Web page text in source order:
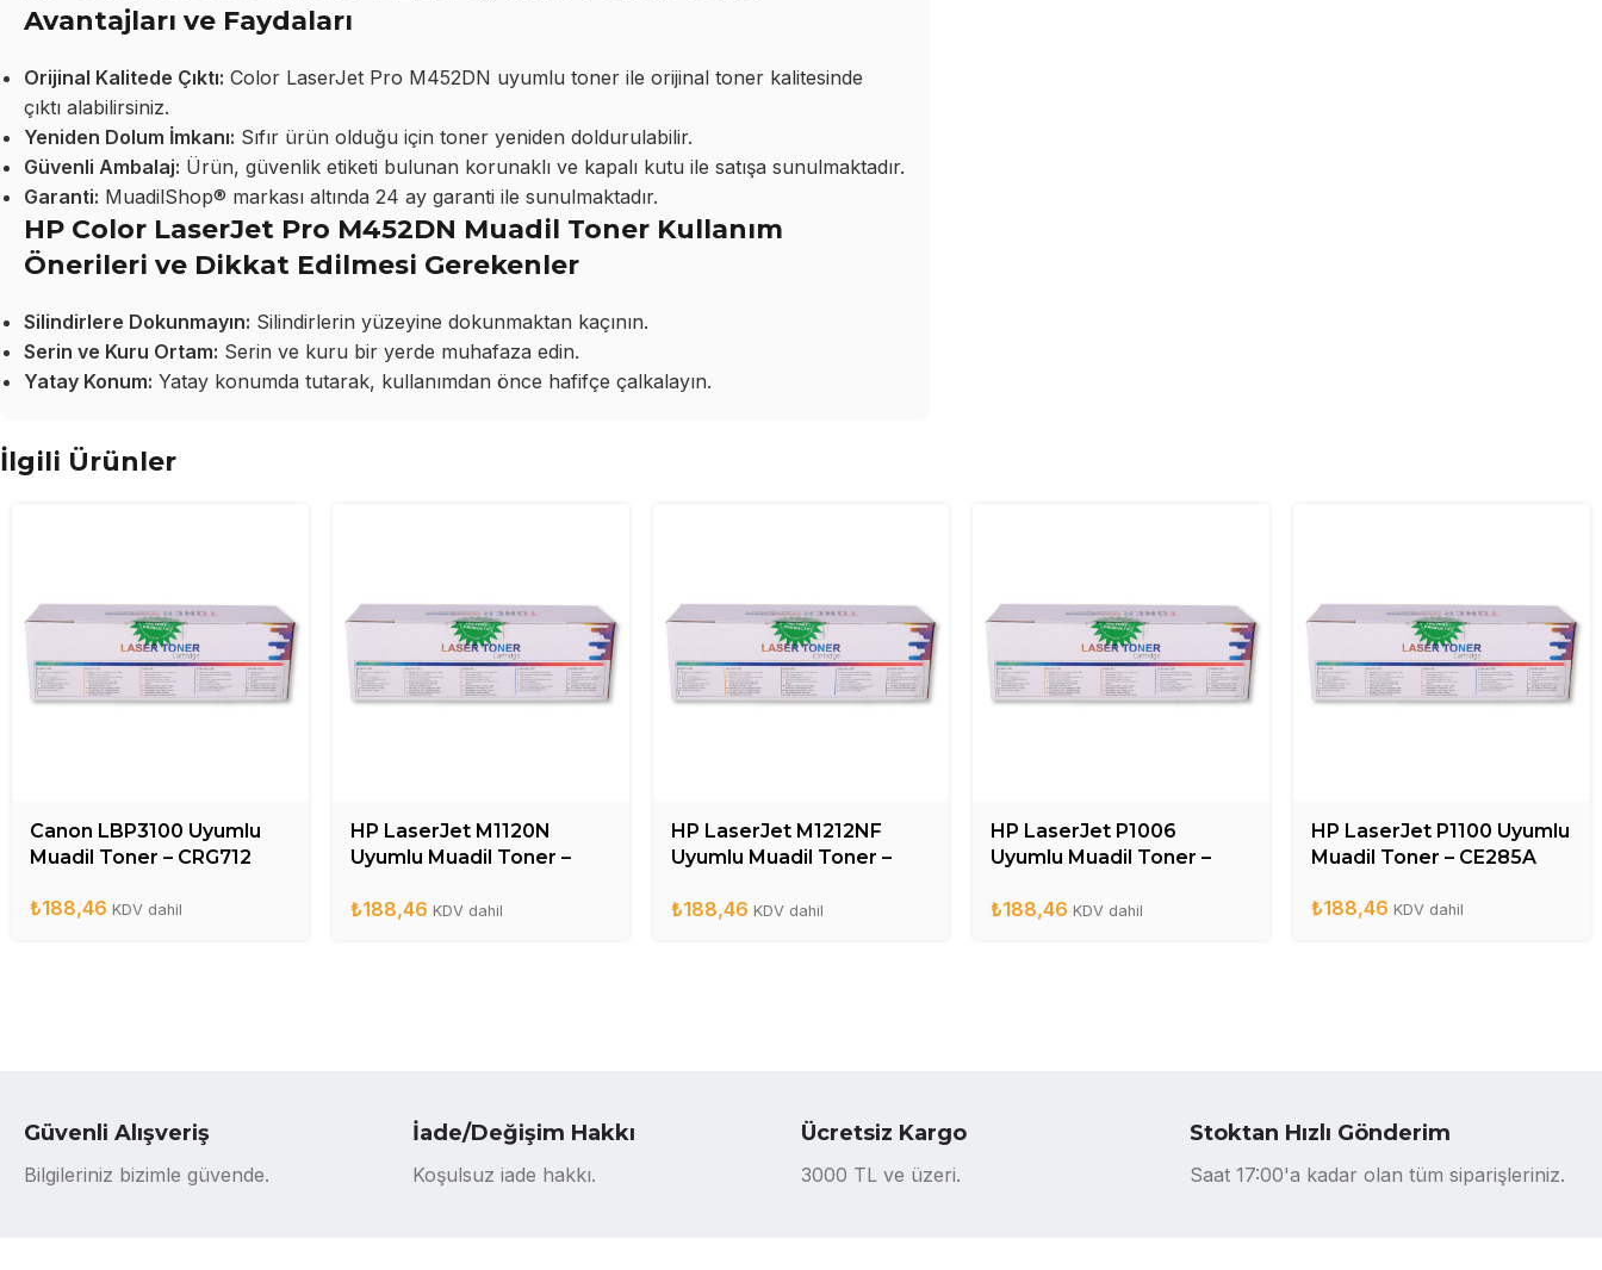
Avantajları ve Faydaları
Orijinal Kalitede Çıktı: Color LaserJet Pro M452DN uyumlu toner ile orijinal toner kalitesinde
çıktı alabilirsiniz.
Yeniden Dolum İmkanı: Sıfır ürün olduğu için toner yeniden doldurulabilir.
Güvenli Ambalaj: Ürün, güvenlik etiketi bulunan korunaklı ve kapalı kutu ile satışa sunulmaktadır.
Garanti: MuadilShop® markası altında 24 ay garanti ile sunulmaktadır.
HP Color LaserJet Pro M452DN Muadil Toner Kullanım
Önerileri ve Dikkat Edilmesi Gerekenler
Silindirlere Dokunmayın: Silindirlerin yüzeyine dokunmaktan kaçının.
Serin ve Kuru Ortam: Serin ve kuru bir yerde muhafaza edin.
Yatay Konum: Yatay konumda tutarak, kullanımdan önce hafifçe çalkalayın.
İlgili Ürünler
Canon LBP3100 Uyumlu
Muadil Toner – CRG712
₺188,46 KDV dahil
HP LaserJet M1120N
Uyumlu Muadil Toner –
₺188,46 KDV dahil
HP LaserJet M1212NF
Uyumlu Muadil Toner –
₺188,46 KDV dahil
HP LaserJet P1006
Uyumlu Muadil Toner –
₺188,46 KDV dahil
HP LaserJet P1100 Uyumlu
Muadil Toner – CE285A
₺188,46 KDV dahil
Güvenli Alışveriş
Bilgileriniz bizimle güvende.
İade/Değişim Hakkı
Koşulsuz iade hakkı.
Ücretsiz Kargo
3000 TL ve üzeri.
Stoktan Hızlı Gönderim
Saat 17:00'a kadar olan tüm siparişleriniz.